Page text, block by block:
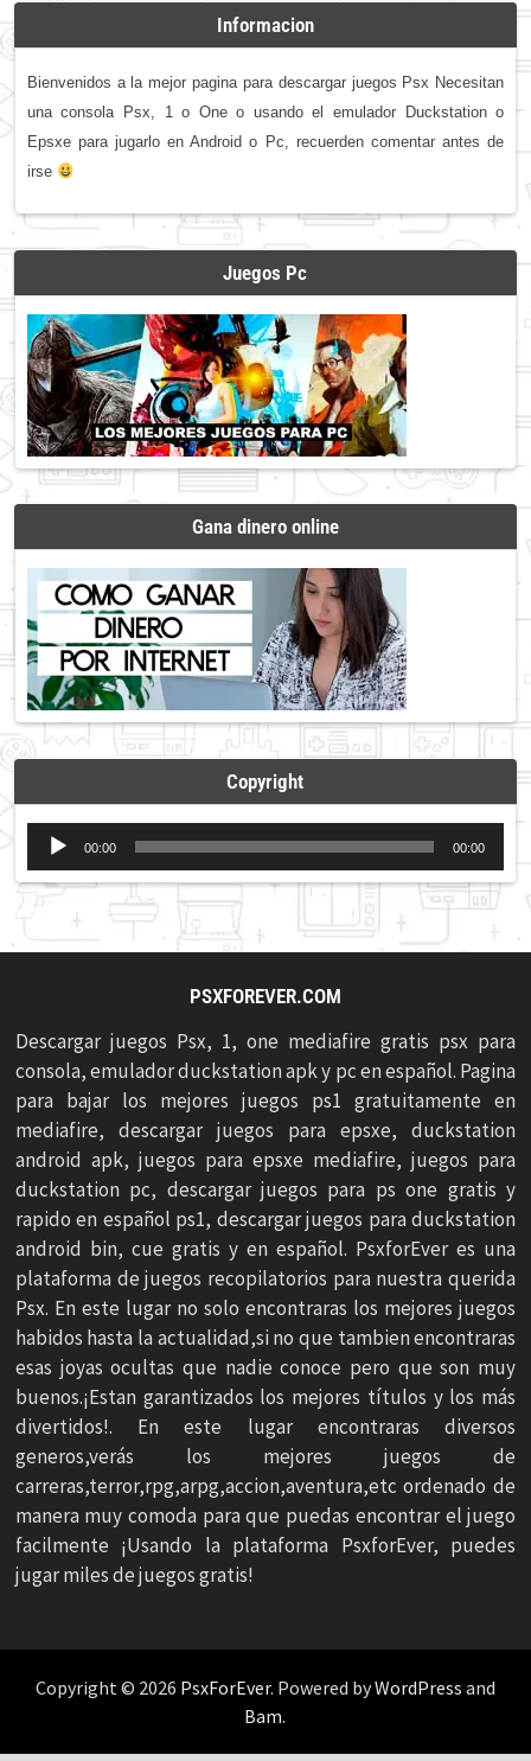
Informacion
Bienvenidos a la mejor pagina para descargar juegos Psx Necesitan
una consola Psx, 1 o One o usando el emulador Duckstation o
Epsxe para jugarlo en Android o Pc, recuerden comentar antes de
irse
Juegos Pc
Gana dinero online
Copyright
Reproductor
de
audio
00:00 00:00
PSXFOREVER.COM
Descargar juegos Psx, 1, one mediafire gratis psx para
consola, emulador duckstation apk y pc en español. Pagina
para bajar los mejores juegos ps1 gratuitamente en
mediafire, descargar juegos para epsxe, duckstation
android apk, juegos para epsxe mediafire, juegos para
duckstation pc, descargar juegos para ps one gratis y
rapido en español ps1, descargar juegos para duckstation
android bin, cue gratis y en español. PsxforEver es una
plataforma de juegos recopilatorios para nuestra querida
Psx. En este lugar no solo encontraras los mejores juegos
habidos hasta la actualidad,si no que tambien encontraras
esas joyas ocultas que nadie conoce pero que son muy
buenos.¡Estan garantizados los mejores títulos y los más
divertidos!. En este lugar encontraras diversos
generos,verás los mejores juegos de
carreras,terror,rpg,arpg,accion,aventura,etc ordenado de
manera muy comoda para que puedas encontrar el juego
facilmente ¡Usando la plataforma PsxforEver, puedes
jugar miles de juegos gratis!
Copyright © 2026 PsxForEver. Powered byWordPress and
Bam.